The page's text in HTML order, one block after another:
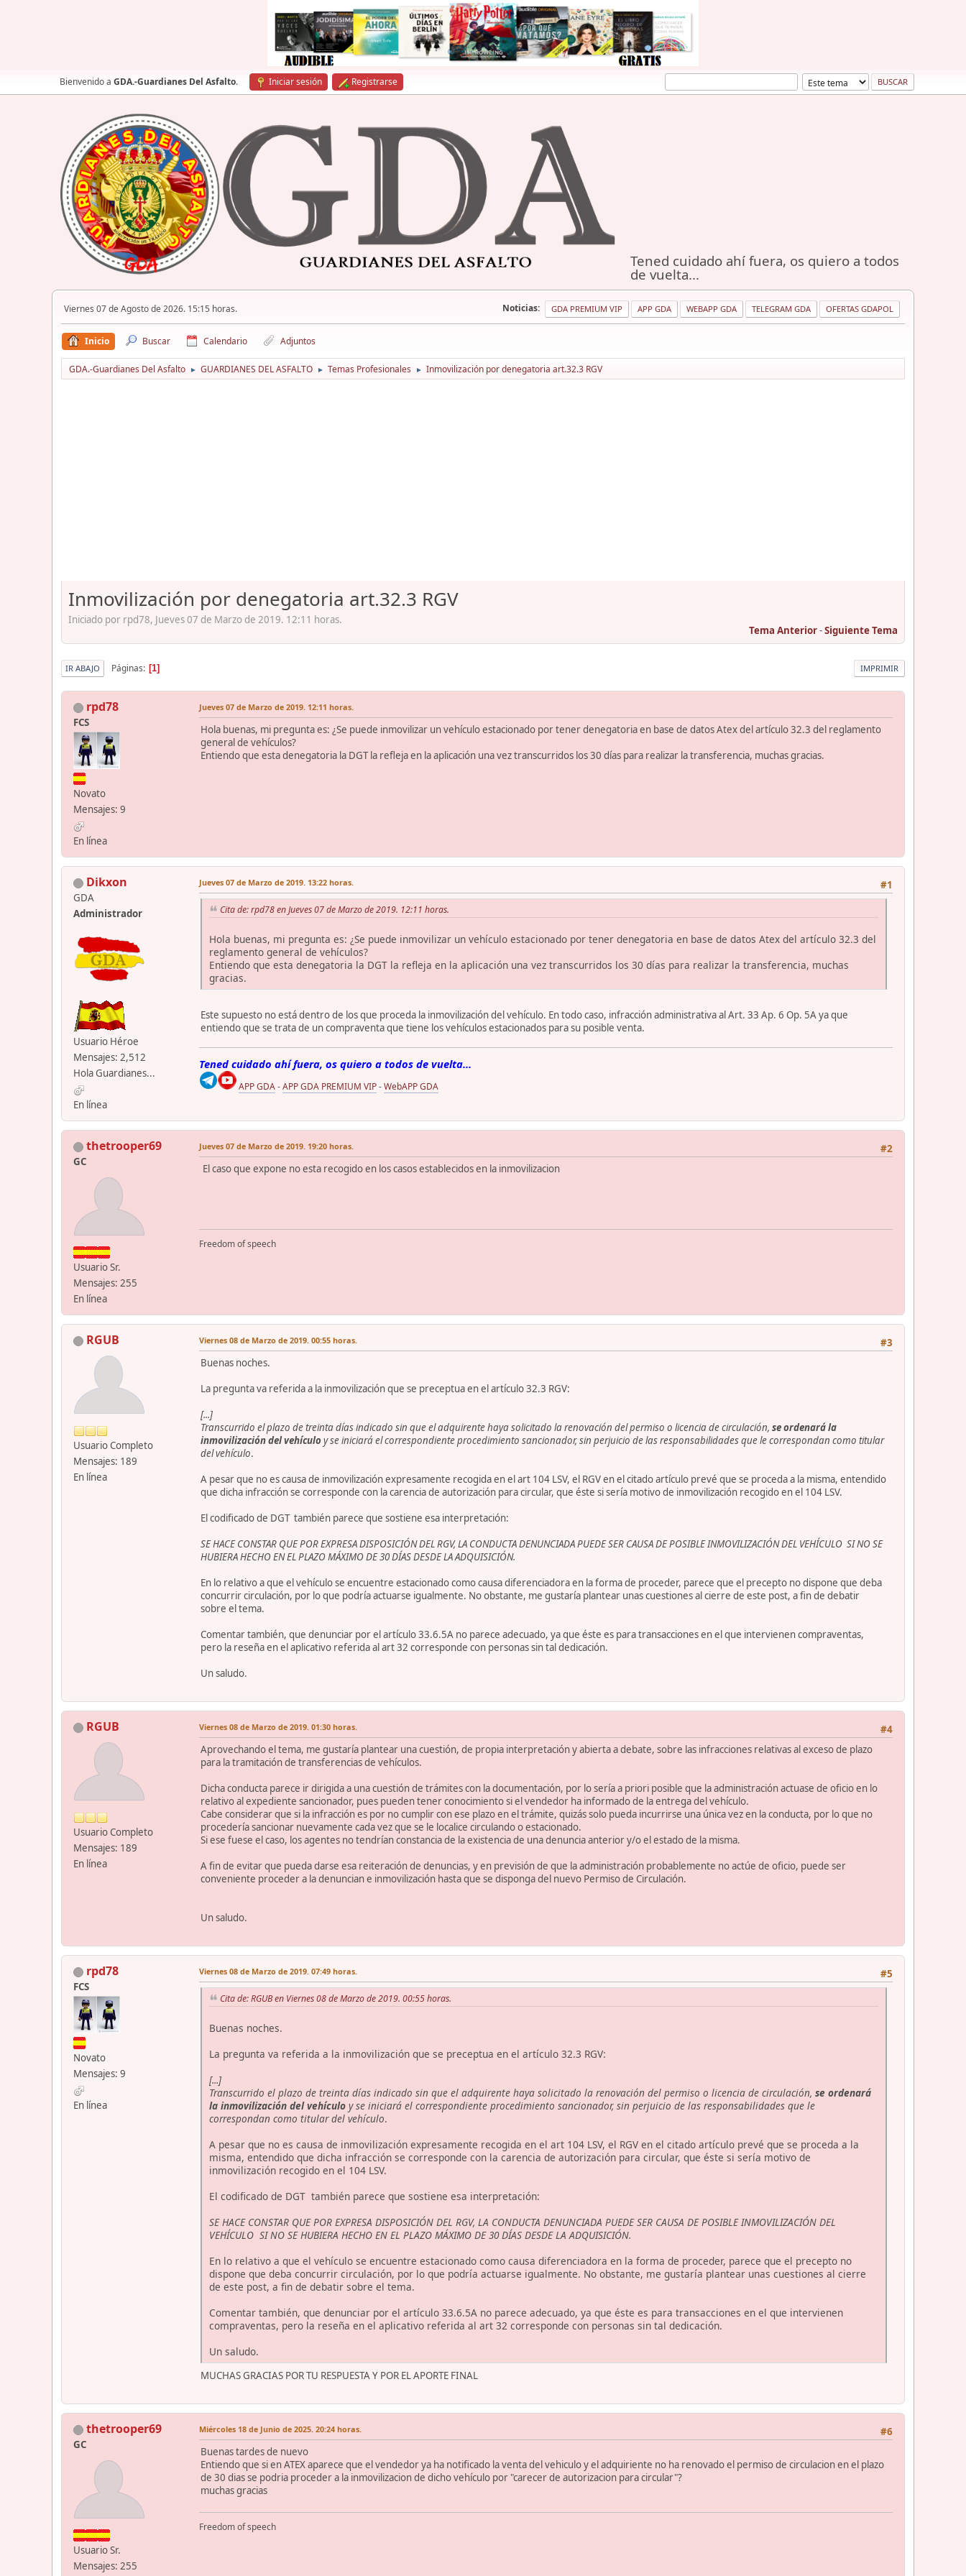
Bienvenido a GDA.-Guardianes Del Asfalto. Iniciar sesión Registrarse
Tened cuidado ahí fuera, os quiero a todos
de vuelta...
Viernes 07 de Agosto de 2026. 15:15 horas. Noticias: GDA PREMIUM VIP APP GDA WEBAPP GDA TELEGRAM GDA OFERTAS GDAPOL
Inicio Buscar Calendario Adjuntos
GDA.-Guardianes Del Asfalto ► GUARDIANES DEL ASFALTO ► Temas Profesionales ► Inmovilización por denegatoria art.32.3 RGV
Inmovilización por denegatoria art.32.3 RGV
Iniciado por rpd78, Jueves 07 de Marzo de 2019. 12:11 horas.
Tema Anterior-Siguiente Tema
IMPRIMIR
IR ABAJO Páginas 1
rpd78
FCS
Novato
Mensajes: 9
En línea
Jueves 07 de Marzo de 2019. 12:11 horas.
Hola buenas, mi pregunta es: ¿Se puede inmovilizar un vehículo estacionado por tener denegatoria en base de datos Atex del artículo 32.3 del reglamento
general de vehículos?
Entiendo que esta denegatoria la DGT la refleja en la aplicación una vez transcurridos los 30 días para realizar la transferencia, muchas gracias.
Dikxon
GDA
Administrador
Usuario Héroe
Mensajes: 2,512
Hola Guardianes...
En línea
#1
Jueves 07 de Marzo de 2019. 13:22 horas.
Cita de: rpd78 en Jueves 07 de Marzo de 2019. 12:11 horas.
Hola buenas, mi pregunta es: ¿Se puede inmovilizar un vehículo estacionado por tener denegatoria en base de datos Atex del artículo 32.3 del
reglamento general de vehículos?
Entiendo que esta denegatoria la DGT la refleja en la aplicación una vez transcurridos los 30 días para realizar la transferencia, muchas
gracias.
Este supuesto no está dentro de los que proceda la inmovilización del vehículo. En todo caso, infracción administrativa al Art. 33 Ap. 6 Op. 5A ya que
entiendo que se trata de un compraventa que tiene los vehículos estacionados para su posible venta.
Tened cuidado ahí fuera, os quiero a todos de vuelta...
APP GDA-APP GDA PREMIUM VIP-WebAPP GDA
thetrooper69
GC
Usuario Sr.
Mensajes: 255
En línea
#2
Jueves 07 de Marzo de 2019. 19:20 horas.
El caso que expone no esta recogido en los casos establecidos en la inmovilizacion
Freedom of speech
RGUB
Usuario Completo
Mensajes: 189
En línea
#3
Viernes 08 de Marzo de 2019. 00:55 horas.
Buenas noches.
La pregunta va referida a la inmovilización que se preceptua en el artículo 32.3 RGV:
[...]
Transcurrido el plazo de treinta días indicado sin que el adquirente haya solicitado la renovación del permiso o licencia de circulación, se ordenará la
inmovilización del vehículoy se iniciará el correspondiente procedimiento sancionador, sin perjuicio de las responsabilidades que le correspondan como titular
del vehículo.
A pesar que no es causa de inmovilización expresamente recogida en el art 104 LSV, el RGV en el citado artículo prevé que se proceda a la misma, entendido
que dicha infracción se corresponde con la carencia de autorización para circular, que éste si sería motivo de inmovilización recogido en el 104 LSV.
El codificado de DGT también parece que sostiene esa interpretación:
SE HACE CONSTAR QUE POR EXPRESA DISPOSICIÓN DEL RGV, LA CONDUCTA DENUNCIADA PUEDE SER CAUSA DE POSIBLE INMOVILIZACIÓN DEL VEHÍCULO SI NO SE
HUBIERA HECHO EN EL PLAZO MÁXIMO DE 30 DÍAS DESDE LA ADQUISICIÓN.
En lo relativo a que el vehículo se encuentre estacionado como causa diferenciadora en la forma de proceder, parece que el precepto no dispone que deba
concurrir circulación, por lo que podría actuarse igualmente. No obstante, me gustaría plantear unas cuestiones al cierre de este post, a fin de debatir
sobre el tema.
Comentar también, que denunciar por el artículo 33.6.5A no parece adecuado, ya que éste es para transacciones en el que intervienen compraventas,
pero la reseña en el aplicativo referida al art 32 corresponde con personas sin tal dedicación.
Un saludo.
RGUB
Usuario Completo
Mensajes: 189
En línea
#4
Viernes 08 de Marzo de 2019. 01:30 horas.
Aprovechando el tema, me gustaría plantear una cuestión, de propia interpretación y abierta a debate, sobre las infracciones relativas al exceso de plazo
para la tramitación de transferencias de vehículos.
Dicha conducta parece ir dirigida a una cuestión de trámites con la documentación, por lo sería a priori posible que la administración actuase de oficio en lo
relativo al expediente sancionador, pues pueden tener conocimiento si el vendedor ha informado de la entrega del vehículo.
Cabe considerar que si la infracción es por no cumplir con ese plazo en el trámite, quizás solo pueda incurrirse una única vez en la conducta, por lo que no
procedería sancionar nuevamente cada vez que se le localice circulando o estacionado.
Si ese fuese el caso, los agentes no tendrían constancia de la existencia de una denuncia anterior y/o el estado de la misma.
A fin de evitar que pueda darse esa reiteración de denuncias, y en previsión de que la administración probablemente no actúe de oficio, puede ser
conveniente proceder a la denuncian e inmovilización hasta que se disponga del nuevo Permiso de Circulación.
Un saludo.
rpd78
FCS
Novato
Mensajes: 9
En línea
#5
Viernes 08 de Marzo de 2019. 07:49 horas.
Cita de: RGUB en Viernes 08 de Marzo de 2019. 00:55 horas.
Buenas noches.
La pregunta va referida a la inmovilización que se preceptua en el artículo 32.3 RGV:
[...]
Transcurrido el plazo de treinta días indicado sin que el adquirente haya solicitado la renovación del permiso o licencia de circulación, se ordenará
la inmovilización del vehículo y se iniciará el correspondiente procedimiento sancionador, sin perjuicio de las responsabilidades que le
correspondan como titular del vehículo.
A pesar que no es causa de inmovilización expresamente recogida en el art 104 LSV, el RGV en el citado artículo prevé que se proceda a la
misma, entendido que dicha infracción se corresponde con la carencia de autorización para circular, que éste si sería motivo de
inmovilización recogido en el 104 LSV.
El codificado de DGT también parece que sostiene esa interpretación:
SE HACE CONSTAR QUE POR EXPRESA DISPOSICIÓN DEL RGV, LA CONDUCTA DENUNCIADA PUEDE SER CAUSA DE POSIBLE INMOVILIZACIÓN DEL
VEHÍCULO SI NO SE HUBIERA HECHO EN EL PLAZO MÁXIMO DE 30 DÍAS DESDE LA ADQUISICIÓN.
En lo relativo a que el vehículo se encuentre estacionado como causa diferenciadora en la forma de proceder, parece que el precepto no
dispone que deba concurrir circulación, por lo que podría actuarse igualmente. No obstante, me gustaría plantear unas cuestiones al cierre
de este post, a fin de debatir sobre el tema.
Comentar también, que denunciar por el artículo 33.6.5A no parece adecuado, ya que éste es para transacciones en el que intervienen
compraventas, pero la reseña en el aplicativo referida al art 32 corresponde con personas sin tal dedicación.
Un saludo.
MUCHAS GRACIAS POR TU RESPUESTA Y POR EL APORTE FINAL
thetrooper69
GC
Usuario Sr.
Mensajes: 255
#6
Miércoles 18 de Junio de 2025. 20:24 horas.
Buenas tardes de nuevo
Entiendo que si en ATEX aparece que el vendedor ya ha notificado la venta del vehiculo y el adquiriente no ha renovado el permiso de circulacion en el plazo
de 30 dias se podria proceder a la inmovilizacion de dicho vehículo por "carecer de autorizacion para circular"?
muchas gracias
Freedom of speech